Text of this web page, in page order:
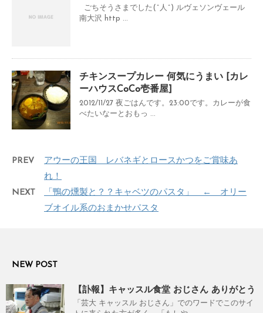
ごちそうさまでした(^人^) ルヴェソンヴェール
南大沢 http ...
チキンスープカレー 何気にうまい [カレ
ーハウスCoCo壱番屋]
2012/11/27 夜ごはんです。23:00です。カレーが食
べたいなーとおもっ ...
PREV
アウーの王国 レバネギとロースかつをご賞味あ
れ！
NEXT
「鴨の燻製と？？キャベツのパスタ」 ← オリー
ブオイル系のおまかせパスタ
NEW POST
【訃報】キャッスル食堂 おじさん ありがとう
「芸大 キャッスル おじさん」でのワードでこのサイ